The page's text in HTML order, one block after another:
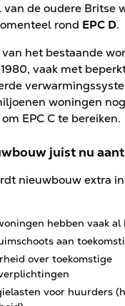
de oudere Britse
rond EPC D.
het bestaande
vaak met
woningen
EPC C te bereiken.
juist nu
nieuwbouw extra
hebben vaak al
aan
over toekomstige
voor huurders